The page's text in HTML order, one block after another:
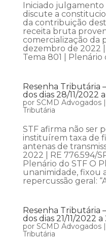
Iniciado julgamento
discute a
da contribuição
receita bruta
comercialização da
dezembro de 2022 |
Tema 801 | Plenário
Resenha Tributária
dos dias 28/11/2022
por SCMD Advogados|
Tributária
STF afirma não ser
instituírem taxa de
antenas de
2022 | RE 776.594/
Plenário do STF O
unanimidade, fixou
repercussão geral:
Resenha Tributária
dos dias 21/11/2022 a
por SCMD Advogados|
Tributária